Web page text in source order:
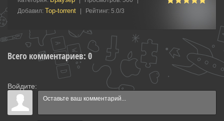
Добавил: Top-torrent Рейтинг: 5.0/3
Всего комментариев: 0
Войдите: